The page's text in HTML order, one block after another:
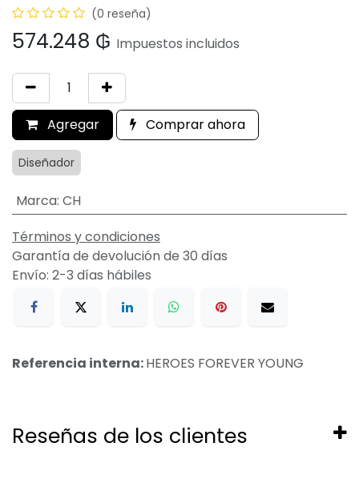
(0 reseña)
574.248 ₲ Impuestos incluidos
Agregar Comprar ahora
Diseñador
Marca: CH
Términos y condiciones
Garantía de devolución de 30 días
Envío: 2-3 días hábiles
Referencia interna:HEROES FOREVER YOUNG
Reseñas de los clientes